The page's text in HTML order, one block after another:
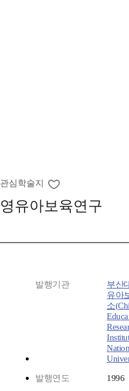
관심학술지
영유아보육연구
발행기관
부산
유아
소
발행연도 1996